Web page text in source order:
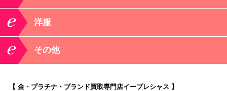
洋服
その他
【 金・プラチナ・ブランド買取専門店イープレシャス 】